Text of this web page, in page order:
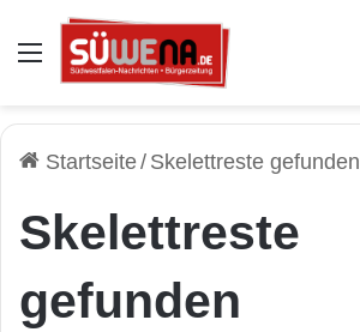
Auswahl
Startseite/ Skelettreste gefunden
Skelettreste
gefunden